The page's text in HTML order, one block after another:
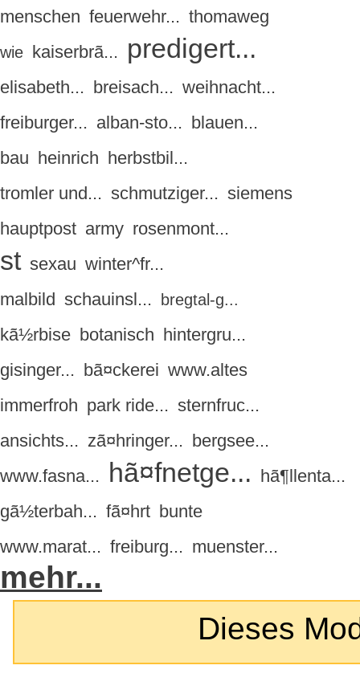
menschen feuerwehr... thomaweg
wie kaiserbrã... predigert...
elisabeth... breisach... weihnacht...
freiburger... alban-sto... blauen...
bau heinrich herbstbil...
tromler und... schmutziger... siemens
hauptpost army rosenmont...
st sexau winter^fr...
malbild schauinsl... bregtal-g...
kã½rbise botanisch hintergru...
gisinger... bã¤ckerei www.altes
immerfroh park ride... sternfruc...
ansichts... zã¤hringer... bergsee...
www.fasna... hã¤fnetge... hã¶llenta...
gã½terbah... fã¤hrt bunte
www.marat... freiburg... muenster...
mehr...
Dieses